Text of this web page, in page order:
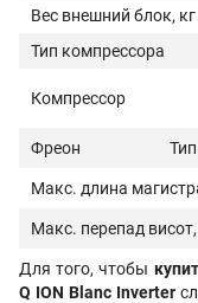
Вес внешний блок, кг
Тип компрессора
Компрессор
Фреон
Макс. длина
Макс. перепад
Для того, чтобы
Q ION Blanc Inverter